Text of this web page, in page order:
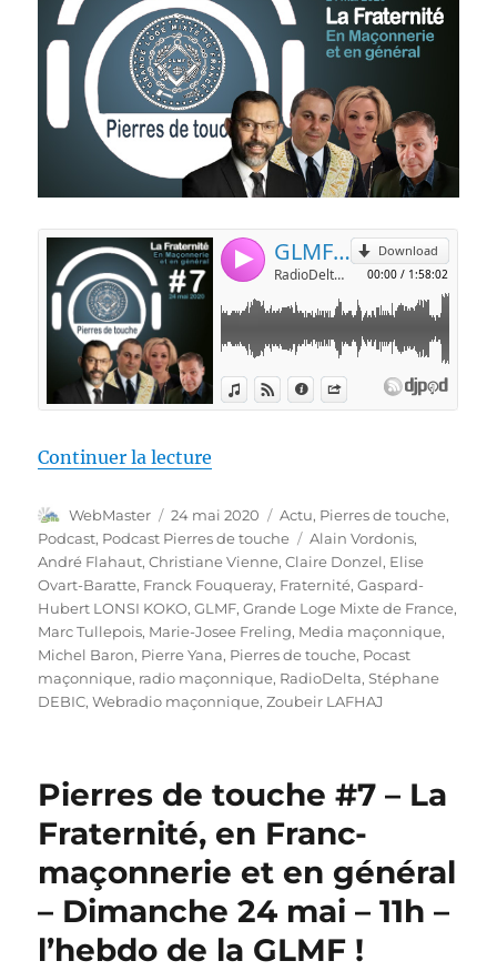
Continuer la lecture
Auteur
WebMaster
Publié
le
24 mai 2020 Catégories
Actu, Pierres de touche,
Podcast, Podcast Pierres de touche Étiquettes
Alain Vordonis,
André Flahaut,Christiane Vienne,Claire Donzel, Elise
Ovart-Baratte, Franck Fouqueray, Fraternité,Gaspard-
Hubert LONSI KOKO,GLMF,Grande Loge Mixte de France,
Marc Tullepois, Marie-Josee Freling, Media maçonnique,
Michel Baron, Pierre Yana, Pierres de touche, Pocast
maçonnique, radio maçonnique, RadioDelta,Stéphane
DEBIC,Webradio maçonnique,Zoubeir LAFHAJ
Pierres de touche #7 – La
Fraternité, en Franc-
maçonnerie et en général
– Dimanche 24 mai – 11h –
l’hebdo de la GLMF !